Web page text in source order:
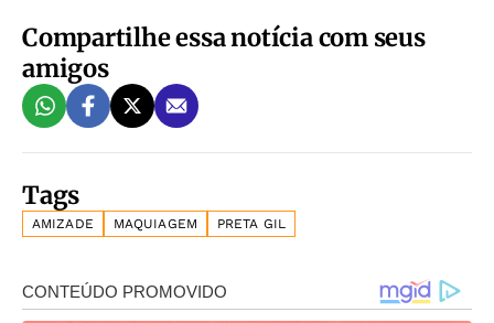
Compartilhe essa notícia com seus
amigos
Tags
AMIZADE MAQUIAGEM PRETA GIL